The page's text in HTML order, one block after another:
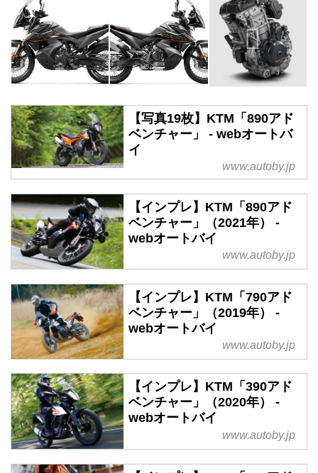
【写真19枚】KTM「890アド
ベンチャー」 - webオートバ
イ
www.autoby.jp
【インプレ】KTM「890アド
ベンチャー」（2021年） -
webオートバイ
www.autoby.jp
【インプレ】KTM「790アド
ベンチャー」（2019年） -
webオートバイ
www.autoby.jp
【インプレ】KTM「390アド
ベンチャー」（2020年） -
webオートバイ
www.autoby.jp